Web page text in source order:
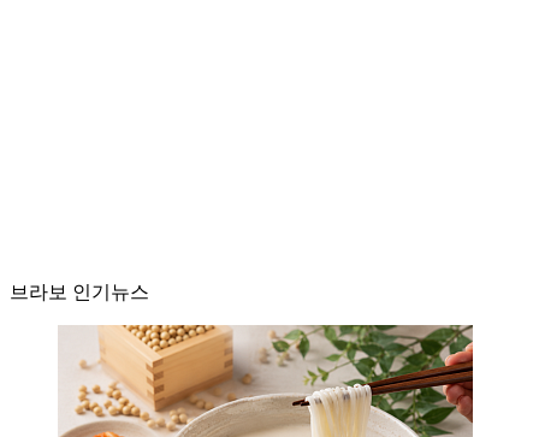
브라보 인기뉴스